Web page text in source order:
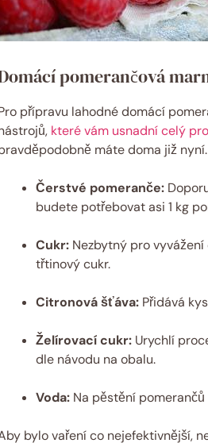
pomerančová
přípravu lahodné domácí
které vám usnadní celý
máte doma již nyní.
Čerstvé pomeranče:
budete potřebovat asi 1 kg
Cukr: Nezbytný pro
třtinový cukr.
Citronová šťáva: Přidává
Želírovací cukr: Urychlí
dle návodu na obalu.
Voda: Na pěstění
bylo vaření co nejefektivnější,